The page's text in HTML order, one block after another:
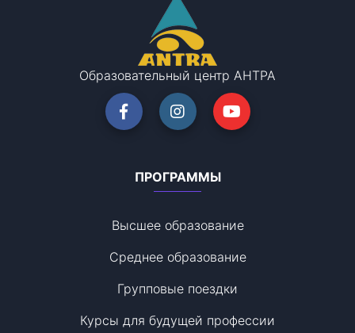
Образовательный центр АНТРА
ПРОГРАММЫ
Высшее образование
Среднее образование
Групповые поездки
Курсы для будущей профессии